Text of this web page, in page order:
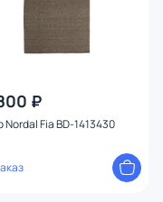
₽
Nordal Fia BD-1413430